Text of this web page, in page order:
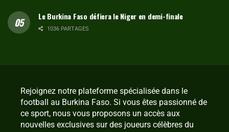
Le Burkina Faso défiera le Niger en demi-finale
1036 PARTAGES
Rejoignez notre plateforme spécialisée dans le
football au Burkina Faso. Si vous êtes passionné de
ce sport, nous vous proposons un accès aux
nouvelles exclusives sur des joueurs célèbres du